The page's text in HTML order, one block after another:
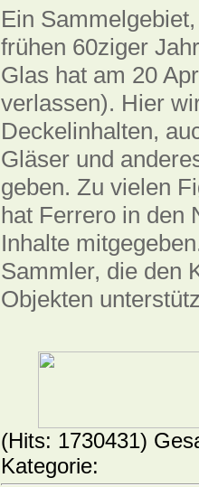
Ein
frühen 60ziger
Glas hat am 20
verlassen). Hier
Deckelinhalten,
Gläser und
geben. Zu vielen
hat Ferrero in den
Inhalte
Sammler, die den
Objekten
(Hits: 1730431)
Kategorie: